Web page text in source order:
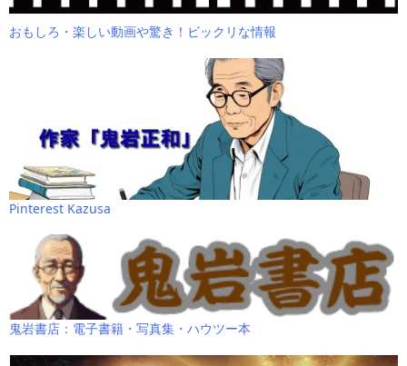
おもしろ・楽しい動画や驚き！ビックリな情報
Pinterest Kazusa
鬼岩書店：電子書籍・写真集・ハウツー本